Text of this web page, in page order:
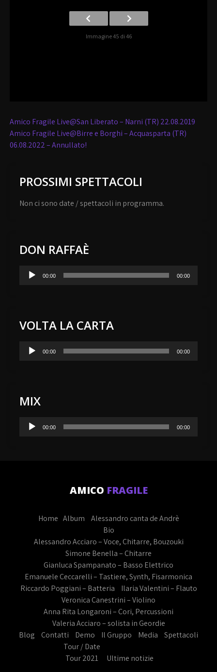
Immagine 45 di 46
Navigazione
articoli
Amico Fragile Live@San Liberato – Narni (TR) 22.08.2019
Amico Fragile Live@Birre e Borghi – Acquasparta (TR)
06.08.2022 – Annullato!
PROSSIMI SPETTACOLI
Non ci sono date / spettacoli in programma.
DON RAFFAÈ
Audio
Player
00:00 00:00
VOLTA LA CARTA
Audio
Player
00:00 00:00
MIX
Audio
Player
00:00 00:00
AMICO FRAGILE
Home Album
Alessandro canta de Andrè
Bio
Alessandro Acciaro – Voce, Chitarre, Bouzouki
Simone Benella – Chitarre
Gianluca Spampanato – Basso Elettrico
Emanuele Ceccarelli – Tastiere, Synth, Fisarmonica
Riccardo Poggiani – Batteria
Ilaria Valentini – Flauto
Veronica Canestrini – Violino
Anna Rita Longaroni – Cori, Percussioni
Valeria Acciaro – solista in Geordie
Blog
Contatti Demo Il Gruppo Media
Spettacoli
Tour / Date
Tour 2021
Ultime notizie